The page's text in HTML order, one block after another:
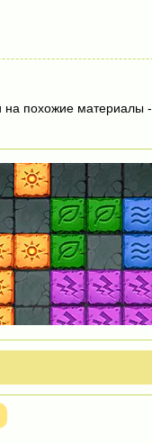
на похожие материалы -